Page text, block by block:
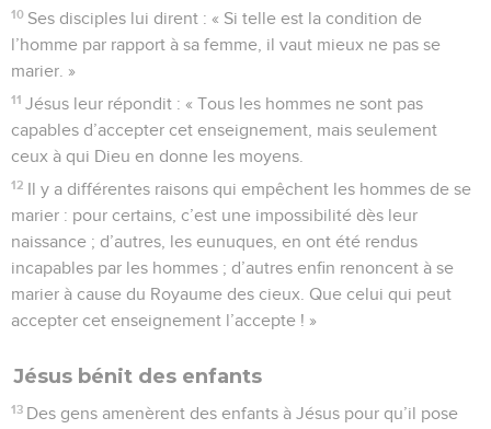
10 Ses disciples lui dirent : « Si telle est la condition de
l’homme par rapport à sa femme, il vaut mieux ne pas se
marier. »
11 Jésus leur répondit : « Tous les hommes ne sont pas
capables d’accepter cet enseignement, mais seulement
ceux à qui Dieu en donne les moyens.
12 Il y a différentes raisons qui empêchent les hommes de se
marier : pour certains, c’est une impossibilité dès leur
naissance ; d’autres, les eunuques, en ont été rendus
incapables par les hommes ; d’autres enfin renoncent à se
marier à cause du Royaume des cieux. Que celui qui peut
accepter cet enseignement l’accepte ! »
Jésus bénit des enfants
13 Des gens amenèrent des enfants à Jésus pour qu’il pose